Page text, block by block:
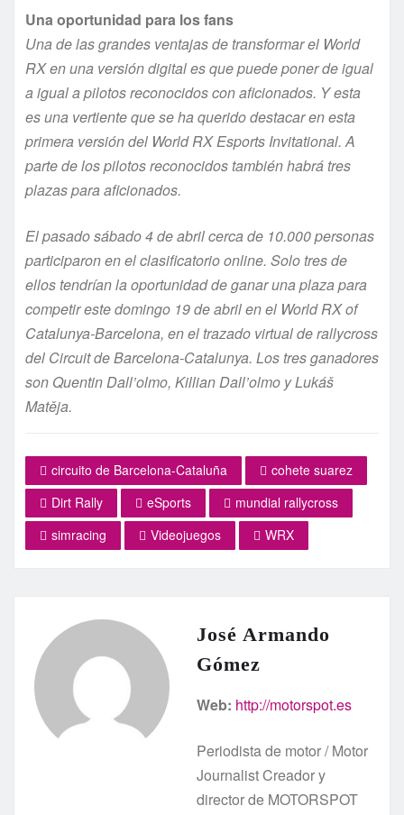
Una oportunidad para los fans
Una de las grandes ventajas de transformar el World
RX en una versión digital es que puede poner de igual
a igual a pilotos reconocidos con aficionados. Y esta
es una vertiente que se ha querido destacar en esta
primera versión del World RX Esports Invitational. A
parte de los pilotos reconocidos también habrá tres
plazas para aficionados.
El pasado sábado 4 de abril cerca de 10.000 personas
participaron en el clasificatorio online. Solo tres de
ellos tendrían la oportunidad de ganar una plaza para
competir este domingo 19 de abril en el World RX of
Catalunya-Barcelona, en el trazado virtual de rallycross
del Circuit de Barcelona-Catalunya. Los tres ganadores
son Quentin Dall’olmo, Killian Dall’olmo y Lukáš
Matěja.
circuito de Barcelona-Cataluña
cohete suarez
Dirt Rally
eSports
mundial rallycross
simracing
Videojuegos WRX
José Armando
Gómez
Web: http://motorspot.es
Periodista de motor / Motor
Journalist Creador y
director de MOTORSPOT